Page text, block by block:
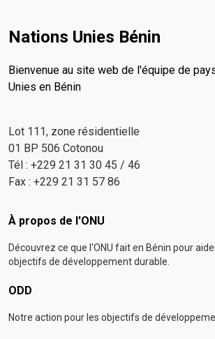
Nations Unies Bénin
Bienvenue au site web de l'équipe de
Unies en Bénin
Lot 111, zone résidentielle
01 BP 506 Cotonou
Tél : +229 21 31 30 45 / 46
Fax : +229 21 31 57 86
Footer menu
À propos de l'ONU
Découvrez ce que l'ONU fait en Bénin pour
objectifs de développement durable.
ODD
Notre action pour les objectifs de